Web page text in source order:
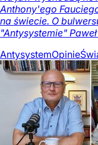
Anthony'ego
na świecie. O
"Antysystemie"
AntysystemOpinie